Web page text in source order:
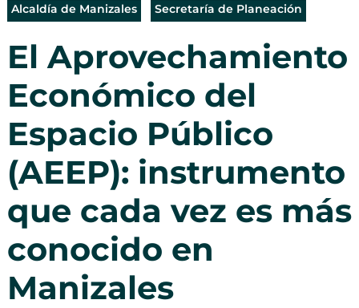
Alcaldía de Manizales Secretaría de Planeación
El Aprovechamiento
Económico del
Espacio Público
(AEEP): instrumento
que cada vez es más
conocido en
Manizales